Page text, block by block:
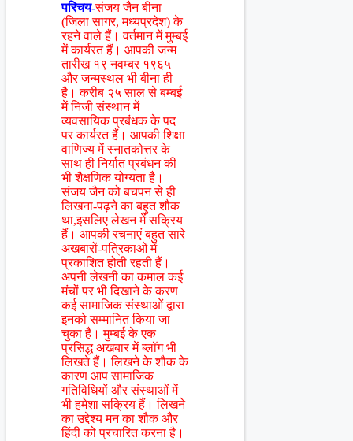
परिचय-संजय जैन बीना
(जिला सागर, मध्यप्रदेश) के
रहने वाले हैं। वर्तमान में मुम्बई
में कार्यरत हैं। आपकी जन्म
तारीख १९ नवम्बर १९६५
और जन्मस्थल भी बीना ही
है। करीब २५ साल से बम्बई
में निजी संस्थान में
व्यवसायिक प्रबंधक के पद
पर कार्यरत हैं। आपकी शिक्षा
वाणिज्य में स्नातकोत्तर के
साथ ही निर्यात प्रबंधन की
भी शैक्षणिक योग्यता है।
संजय जैन को बचपन से ही
लिखना-पढ़ने का बहुत शौक
था,इसलिए लेखन में सक्रिय
हैं। आपकी रचनाएं बहुत सारे
अखबारों-पत्रिकाओं में
प्रकाशित होती रहती हैं।
अपनी लेखनी का कमाल कई
मंचों पर भी दिखाने के करण
कई सामाजिक संस्थाओं द्वारा
इनको सम्मानित किया जा
चुका है। मुम्बई के एक
प्रसिद्ध अखबार में ब्लॉग भी
लिखते हैं। लिखने के शौक के
कारण आप सामाजिक
गतिविधियों और संस्थाओं में
भी हमेशा सक्रिय हैं। लिखने
का उद्देश्य मन का शौक और
हिंदी को प्रचारित करना है।